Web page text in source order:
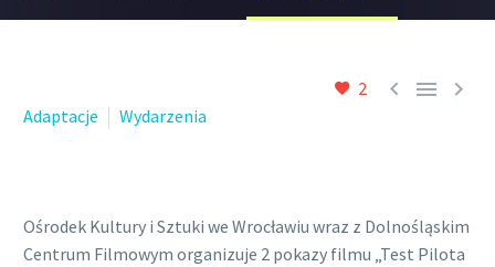
2   
Adaptacje Wydarzenia
Ośrodek Kultury i Sztuki we Wrocławiu wraz z Dolnośląskim
Centrum Filmowym organizuje 2 pokazy filmu „Test Pilota